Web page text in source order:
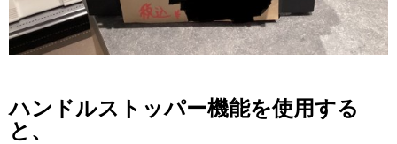
ハンドルストッパー機能を使用する
と、